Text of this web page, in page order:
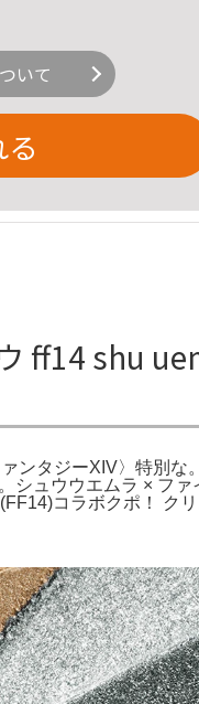
いて
ff14 shu
ンタジーXIV〉特別
シュウウエムラ × フ
コラボクポ！ ク